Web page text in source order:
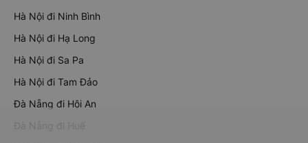
Hà Nội đi Ninh Bình
Hà Nội đi Hạ Long
Hà Nội đi Sa Pa
Hà Nội đi Tam Đảo
Đà Nẵng đi Hội An
Đà Nẵng đi Huế